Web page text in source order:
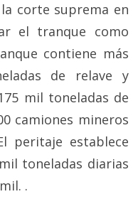
corte suprema en
el tranque como
contiene más
de relave y
mil toneladas de
camiones mineros
peritaje establece
toneladas diarias
.